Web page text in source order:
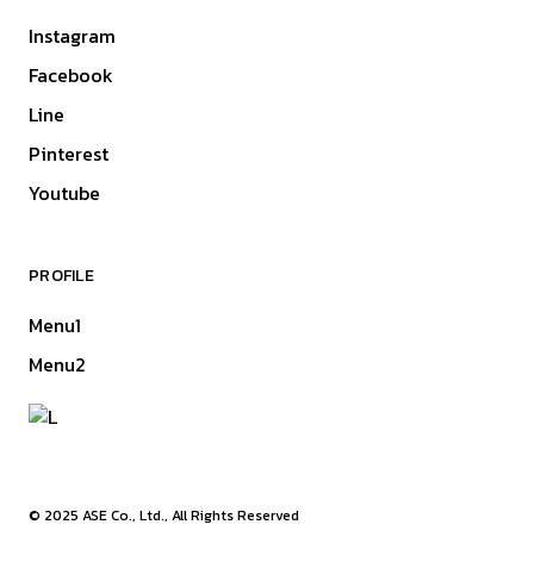
Instagram
Facebook
Line
Pinterest
Youtube
PROFILE
Menu1
Menu2
© 2025 ASE Co., Ltd., All Rights Reserved